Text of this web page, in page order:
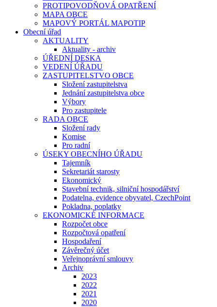
PROTIPOVODŇOVÁ OPATŘENÍ
MAPA OBCE
MAPOVÝ PORTÁL MAPOTIP
Obecní úřad
AKTUALITY
Aktuality - archiv
ÚŘEDNÍ DESKA
VEDENÍ ÚŘADU
ZASTUPITELSTVO OBCE
Složení zastupitelstva
Jednání zastupitelstva obce
Výbory
Pro zastupitele
RADA OBCE
Složení rady
Komise
Pro radní
ÚSEKY OBECNÍHO ÚŘADU
Tajemník
Sekretariát starosty
Ekonomický
Stavební technik, silniční hospodářství
Podatelna, evidence obyvatel, CzechPoint
Pokladna, poplatky
EKONOMICKÉ INFORMACE
Rozpočet obce
Rozpočtová opatření
Hospodaření
Závěrečný účet
Veřejnoprávní smlouvy
Archiv
2023
2022
2021
2020